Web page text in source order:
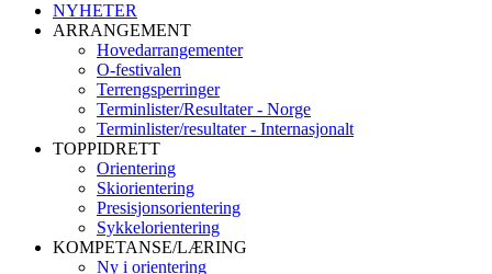
NYHETER
ARRANGEMENT
Hovedarrangementer
O-festivalen
Terrengsperringer
Terminlister/Resultater - Norge
Terminlister/resultater - Internasjonalt
TOPPIDRETT
Orientering
Skiorientering
Presisjonsorientering
Sykkelorientering
KOMPETANSE/LÆRING
Ny i orientering